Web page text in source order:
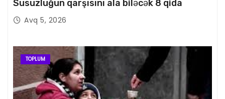
Susuzluğun qarşısını ala biləcək 8 qida
Avq 5, 2026
TOPLUM